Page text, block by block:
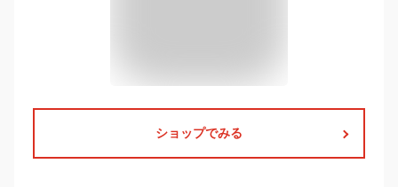
ショップでみる